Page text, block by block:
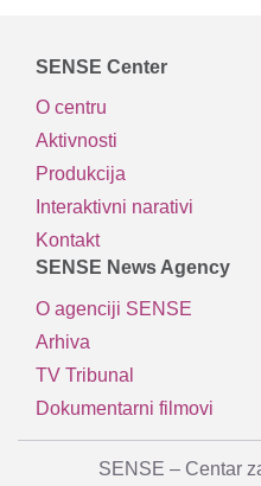
SENSE Center
O centru
Aktivnosti
Produkcija
Interaktivni narativi
Kontakt
SENSE News Agency
O agenciji SENSE
Arhiva
TV Tribunal
Dokumentarni filmovi
SENSE – Centar